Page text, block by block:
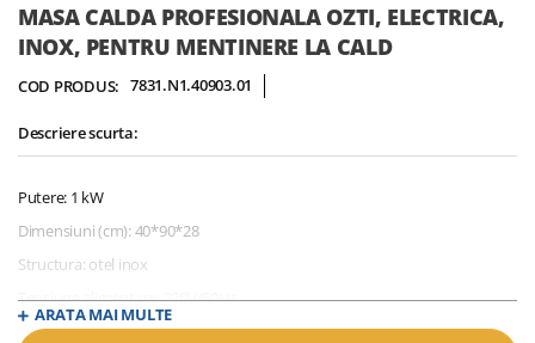
Skip
to
the
beginning
the
images
MASA CALDA PROFESIONALA OZTI, ELECTRICA,
INOX, PENTRU MENTINERE LA CALD
COD PRODUS: 7831.N1.40903.01
Descriere scurta:
Putere: 1 kW
Dimensiuni (cm): 40*90*28
Structura: otel inox
Tensiune alimentare: 220V/50Hz
Incalzire cu lampa haloterma
ARATA MAI MULTE